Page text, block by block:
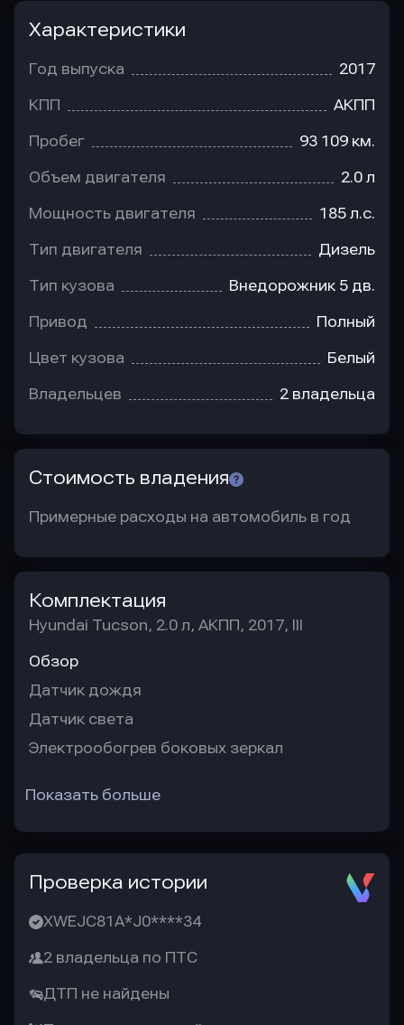
Характеристики
Год выпуска 2017
КПП АКПП
Пробег 93 109 км.
Объем двигателя 2.0 л
Мощность двигателя 185 л.с.
Тип двигателя Дизель
Тип кузова Внедорожник 5 дв.
Привод Полный
Цвет кузова Белый
Владельцев 2 владельца
Стоимость владения
Примерные расходы на автомобиль в год
Комплектация
Hyundai Tucson, 2.0 л, АКПП, 2017, III
Обзор
Датчик дождя
Датчик света
Электрообогрев боковых зеркал
Показать больше
Проверка истории
XWEJC81A*J0****34
2 владельца по ПТС
ДТП не найдены